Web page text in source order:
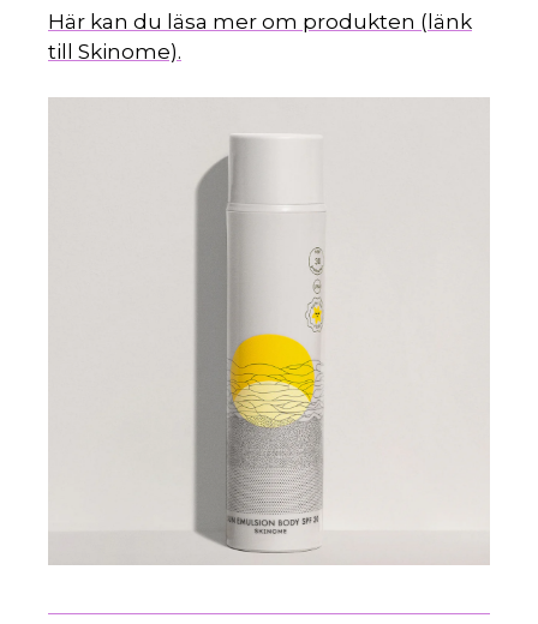
Här kan du läsa mer om produkten (länk
till Skinome).